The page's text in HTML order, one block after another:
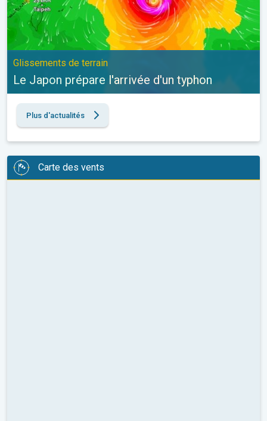
Glissements de terrain
Le Japon prépare l'arrivée d'un typhon
Plus d'actualités
Carte des vents